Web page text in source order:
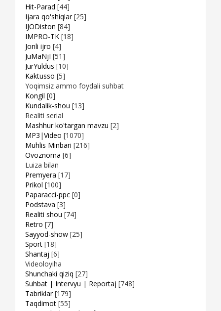
Hit-Parad [44]
Ijara qo'shiqlar [25]
IJODiston [84]
IMPRO-TK [18]
Jonli ijro [4]
JuMaNjI [51]
JurYuldus [10]
Kaktusso [5]
Yoqimsiz ammo foydali suhbat
Kongil [0]
Kundalik-shou [13]
Realiti serial
Mashhur ko'targan mavzu [2]
MP3|Video [1070]
Muhlis Minbari [216]
Ovoznoma [6]
Luiza bilan
Premyera [17]
Prikol [100]
Paparacci-ppc [0]
Podstava [3]
Realiti shou [74]
Retro [7]
Sayyod-show [25]
Sport [18]
Shantaj [6]
Videoloyiha
Shunchaki qiziq [27]
Suhbat | Intervyu | Reportaj [748]
Tabriklar [179]
Taqdimot [55]